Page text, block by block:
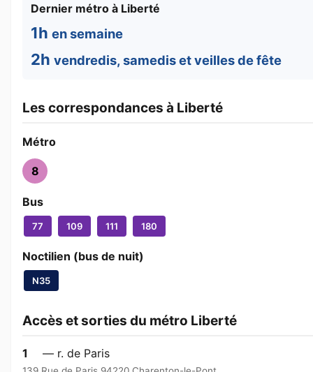
Dernier métro à Liberté
1h en semaine
2h vendredis, samedis et veilles de fête
Les correspondances à Liberté
Métro
8
Bus
77 109 111 180
Noctilien (bus de nuit)
N35
Accès et sorties du métro Liberté
1 — r. de Paris